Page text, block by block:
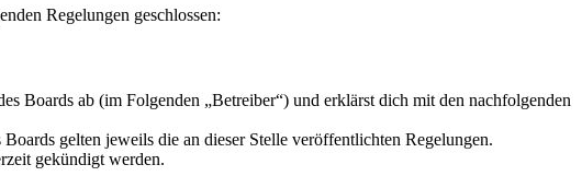
Regelungen geschlossen:
Boards ab (im Folgenden „Betreiber“) und erklärst dich mit den nachfolgenden
gelten jeweils die an dieser Stelle veröffentlichten Regelungen.
gekündigt werden.